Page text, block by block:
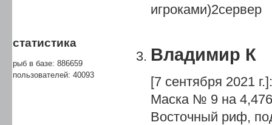
игроками)2сервер
Владимир К
[7 сентября 2021 г.]:
Маска № 9 на
Восточный риф,
статистика
рыб в базе: 886659
пользователей: 40093